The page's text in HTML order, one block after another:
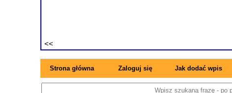
Strona główna Zaloguj się Jak dodać wpis